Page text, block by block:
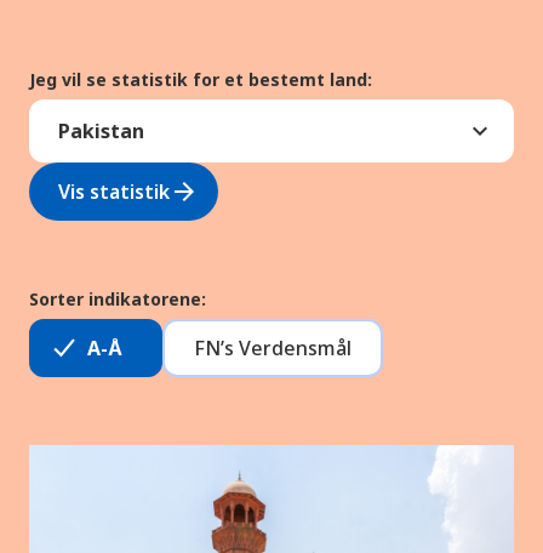
Jeg vil se statistik for et bestemt land:
Vis statistikarrow_forward
Sorter indikatorene:
A-Å FN’s Verdensmål